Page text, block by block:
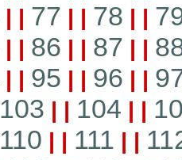
| | 77 | | 78 | |
| | 86 | | 87 | |
| | 95 | | 96 | |
103 | | 104 | |
110 | | 111 | |